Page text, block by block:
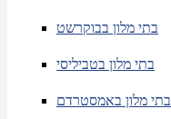
בתי מלון בבוקרשט
בתי מלון בטביליסי
בתי מלון באמסטרדם